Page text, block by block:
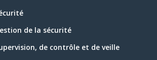
de la sécurité
de contrôle et de veille